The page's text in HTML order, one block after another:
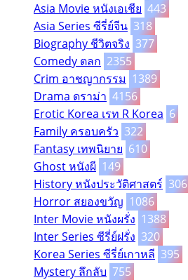
Asia Movie หนังเอเชีย 443
Asia Series ซีรี่ย์จีน 318
Biography ชีวิตจริง 377
Comedy ตลก 2355
Crim อาชญากรรม 1389
Drama ดราม่า 4156
Erotic Korea เรท R Korea 6
Family ครอบครัว 322
Fantasy เทพนิยาย 610
Ghost หนังผี 149
History หนังประวัติศาสตร์ 306
Horror สยองขวัญ 1086
Inter Movie หนังผรั่ง 1388
Inter Series ซีรี่ย์ฝรั่ง 320
Korea Series ซีรี่ย์เกาหลี 395
Mystery ลึกลับ 755